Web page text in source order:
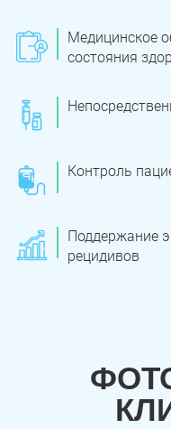
Медицинское
состояния
Контроль
Поддержание
рецидивов